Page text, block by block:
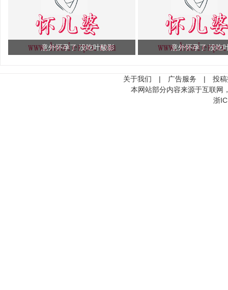
意外怀孕了 没吃叶酸影 意外怀孕了 没吃
关于我们 | 广告服务 |
投
本网站部分内容来源于互联网
浙